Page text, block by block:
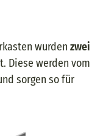
wurden zwei
Diese werden vom
sorgen so für